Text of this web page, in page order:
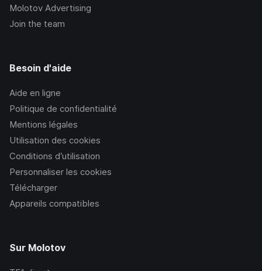
Molotov Advertising
Join the team
Besoin d'aide
Aide en ligne
Politique de confidentialité
Mentions légales
Utilisation des cookies
Conditions d’utilisation
Personnaliser les cookies
Télécharger
Appareils compatibles
Sur Molotov